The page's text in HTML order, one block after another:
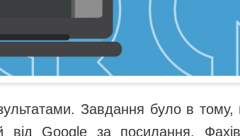
Завдання було в
від Google за посилання.